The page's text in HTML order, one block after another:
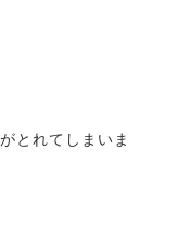
とれてしまいま